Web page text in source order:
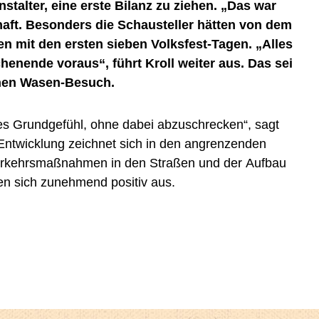
eine erste Bilanz zu ziehen. „Das war
Besonders die Schausteller hätten von dem
mit den ersten sieben Volksfest-Tagen. „Alles
voraus“, führt Kroll weiter aus. Das sei
Wasen-Besuch.
sich zunehmend positiv aus.